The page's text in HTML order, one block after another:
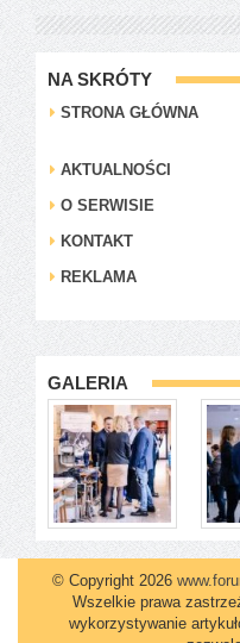
NA SKRÓTY
STRONA GŁÓWNA
AKTUALNOŚCI
O SERWISIE
KONTAKT
REKLAMA
GALERIA
© Copyright 2026
Wszelkie prawa
wykorzystywanie